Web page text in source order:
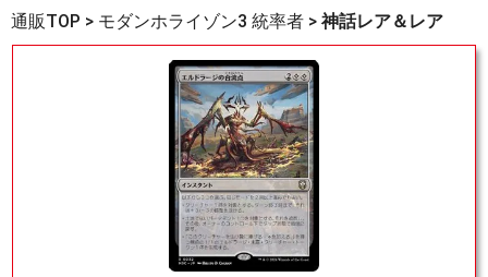
通販TOP > モダンホライゾン3 統率者 > 神話レア＆レア